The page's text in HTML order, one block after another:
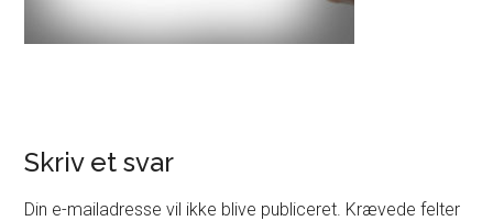
Skriv et svar
Din e-mailadresse vil ikke blive publiceret. Krævede felter